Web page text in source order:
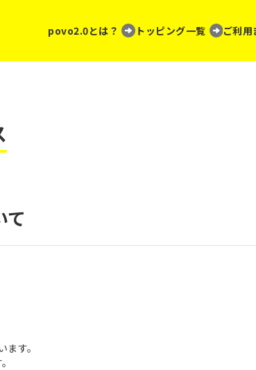
povo2.0とは？ トッピング一覧 ご利用
て
す。